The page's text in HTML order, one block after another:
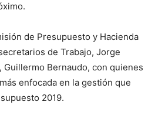
de Presupuesto y Hacienda
de Trabajo, Jorge
Guillermo Bernaudo, con quienes
enfocada en la gestión que
2019.